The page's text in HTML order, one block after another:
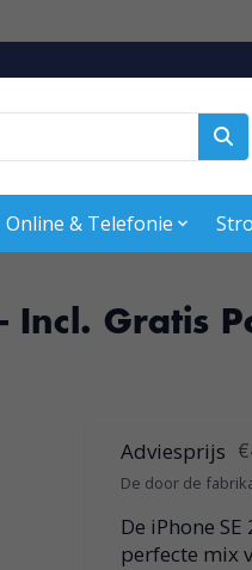
Online & Telefonie
Incl. Gratis
Adviesprijs
De door de
De iPhone
perfecte mix